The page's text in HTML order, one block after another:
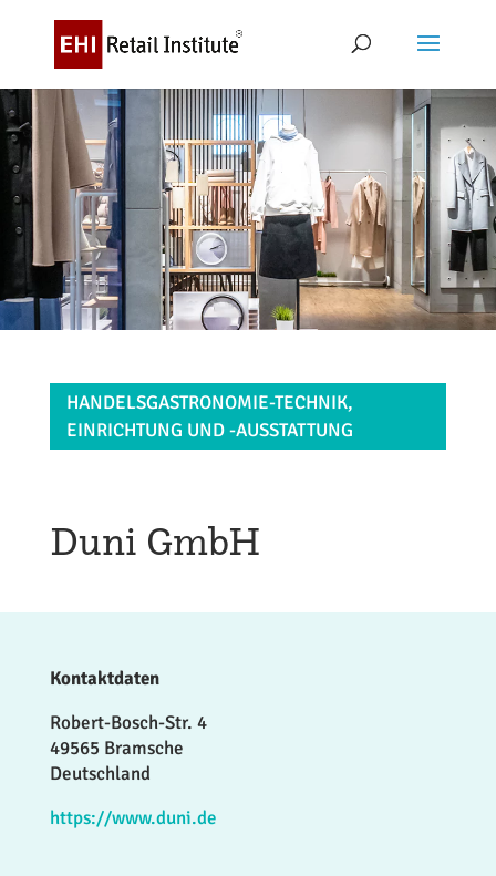
HANDELSGASTRONOMIE-TECHNIK,
EINRICHTUNG UND -AUSSTATTUNG
Duni GmbH
Kontaktdaten
Robert-Bosch-Str. 4
49565 Bramsche
Deutschland
https://www.duni.de